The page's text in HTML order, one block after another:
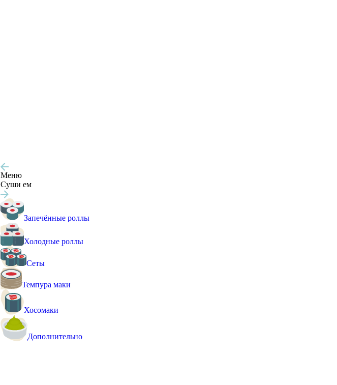
Меню
Суши ем
Запечённые роллы
Холодные роллы
Сеты
Темпура маки
Хосомаки
Дополнительно